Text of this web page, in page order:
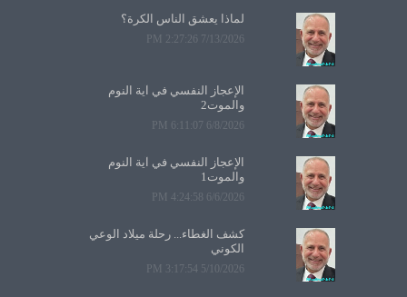
لماذا يعشق الناس الكرة؟
7/13/2026 2:27:26 PM
الإعجاز النفسي في آية النوم
والموت2
6/8/2026 6:11:07 PM
الإعجاز النفسي في آية النوم
والموت1
6/6/2026 4:24:58 PM
كشف الغطاء... رحلة ميلاد الوعي
الكوني
5/10/2026 3:17:54 PM